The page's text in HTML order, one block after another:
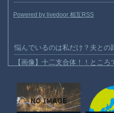
Powered by livedoor 相互RSS
悩んでいるのは私だけ？夫との
【画像】十二支合体！！とこ
【動画】逃げる判断はやっ！
【動画】よく助けられたな。